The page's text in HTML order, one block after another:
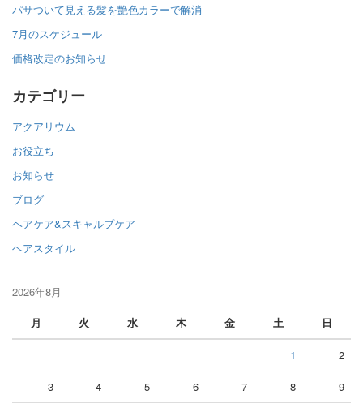
パサついて見える髪を艶色カラーで解消
7月のスケジュール
価格改定のお知らせ
カテゴリー
アクアリウム
お役立ち
お知らせ
ブログ
ヘアケア&スキャルプケア
ヘアスタイル
2026年8月
月
火 水 木 金 土 日
1 2
3 4 5 6 7 8 9